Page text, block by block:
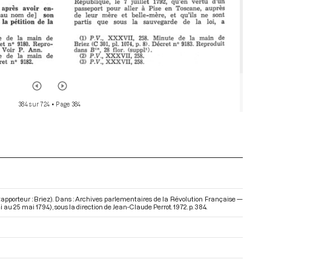
384 sur 724 • Page 384
: Briez). Dans : Archives parlementaires de la Révolution Française —
au 25 mai 1794) , sous la direction de Jean-Claude Perrot. 1972. p. 384.